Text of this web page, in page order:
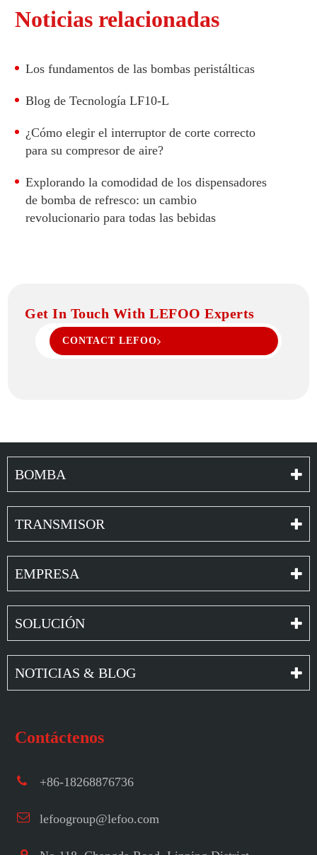
Noticias relacionadas
Los fundamentos de las bombas peristálticas
Blog de Tecnología LF10-L
¿Cómo elegir el interruptor de corte correcto
para su compresor de aire?
Explorando la comodidad de los dispensadores
de bomba de refresco: un cambio
revolucionario para todas las bebidas
Get In Touch With LEFOO Experts
CONTACT LEFOO
BOMBA
TRANSMISOR
EMPRESA
SOLUCIÓN
NOTICIAS & BLOG
Contáctenos
+86-18268876736
lefoogroup@lefoo.com